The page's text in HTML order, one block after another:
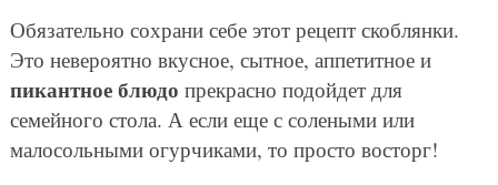
Обязательно сохрани себе этот рецепт скоблянки.
Это невероятно вкусное, сытное, аппетитное и
пикантное блюдо прекрасно подойдет для
семейного стола. А если еще с солеными или
малосольными огурчиками, то просто восторг!